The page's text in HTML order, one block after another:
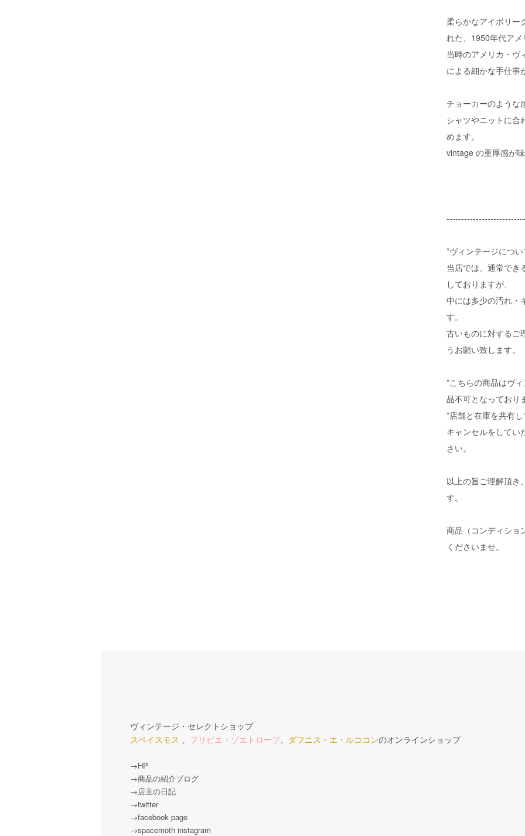
柔らかなアイボリー
れた、1950年代ア
当時のアメリカ・ヴ
による細かな手仕事
チョーカーのような
シャツやニットに合
めます。
vintage の重厚感が
*ヴィンテージにつ
当店では、通常でき
しておりますが、
中には多少の汚れ・
す。
古いものに対するご
うお願い致します。
*こちらの商品はヴ
品不可となってお
*店舗と在庫を共有
キャンセルをしてい
さい。
以上の旨ご理解頂き
す。
商品（コンディショ
くださいませ。
ヴィンテージ・セレクトショップ
スペイスモス
フリピエ・ゾエトロープ、 ダフニス・エ・ルココンのオンラインショップ
→HP
→商品の紹介ブログ
→店主の日記
→twitter
→facebook page
→spacemoth instagram